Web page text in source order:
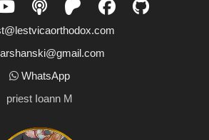
WhatsApp
priest Ioann M